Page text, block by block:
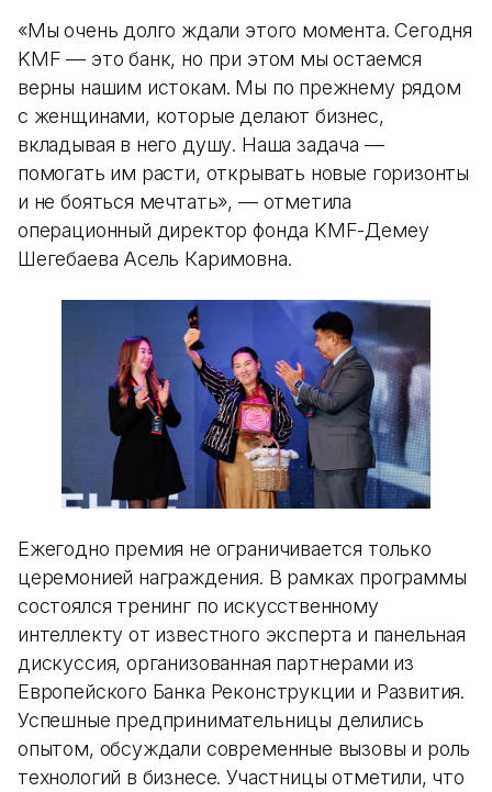
«Мы очень долго ждали этого момента. Сегодня
KMF — это банк, но при этом мы остаемся
верны нашим истокам. Мы по прежнему рядом
с женщинами, которые делают бизнес,
вкладывая в него душу. Наша задача —
помогать им расти, открывать новые горизонты
и не бояться мечтать», — отметила
операционный директор фонда KMF-Демеу
Шегебаева Асель Каримовна.
Ежегодно премия не ограничивается только
церемонией награждения. В рамках программы
состоялся тренинг по искусственному
интеллекту от известного эксперта и панельная
дискуссия, организованная партнерами из
Европейского Банка Реконструкции и Развития.
Успешные предпринимательницы делились
опытом, обсуждали современные вызовы и роль
технологий в бизнесе. Участницы отметили, что